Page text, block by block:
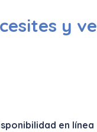
y ve
en línea